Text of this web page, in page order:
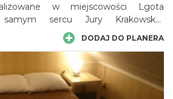
w miejscowości Lgota
sercu Jury Krakowsko-
tworzą 22 komfortowe domu z
oraz 3,5 ha zagospodarowanego
DODAJ DO PLANERA